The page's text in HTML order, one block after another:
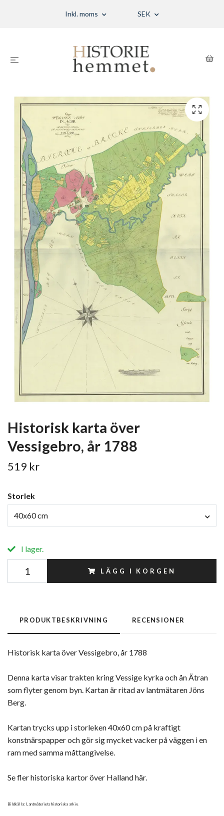
Inkl. moms SEK
Historisk karta över
Vessigebro, år 1788
519 kr
Storlek
40x60 cm
I lager.
LÄGG I KORGEN
PRODUKTBESKRIVNING RECENSIONER
Historisk karta över Vessigebro, år 1788
Denna karta visar trakten kring Vessige kyrka och ån Ätran
som flyter genom byn. Kartan är ritad av lantmätaren Jöns
Berg.
Kartan trycks upp i storleken 40x60 cm på kraftigt
konstnärspapper och gör sig mycket vacker på väggen i en
ram med samma måttangivelse.
Se fler historiska kartor över Halland här.
Bildkälla: Lantmäteriets historiska arkiv.